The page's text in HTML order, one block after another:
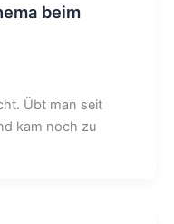
beim
Übt man seit
kam noch zu